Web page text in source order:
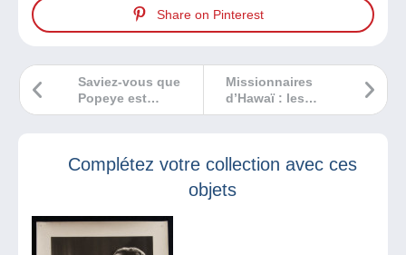
Share on Pinterest
Missionnaires
d’Hawaï : les
timbres qui
Saviez-vous que
Popeye est
l’ancêtre de
Complétez votre collection avec ces
objets